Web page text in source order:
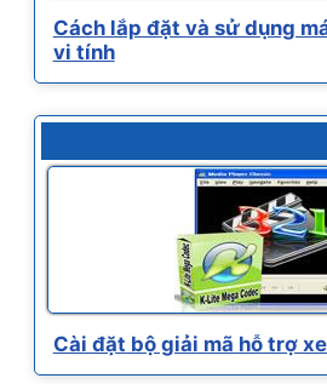
Cách lắp đặt và sử dụng
vi tính
Cài đặt bộ giải mã hỗ trợ